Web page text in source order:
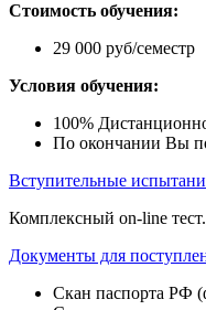
Стоимость обучения:
29 000 руб/семестр
Условия обучения:
100%
По окончании Вы
Вступительные
Комплексный on-line тест.
Документы для
Скан паспорта РФ